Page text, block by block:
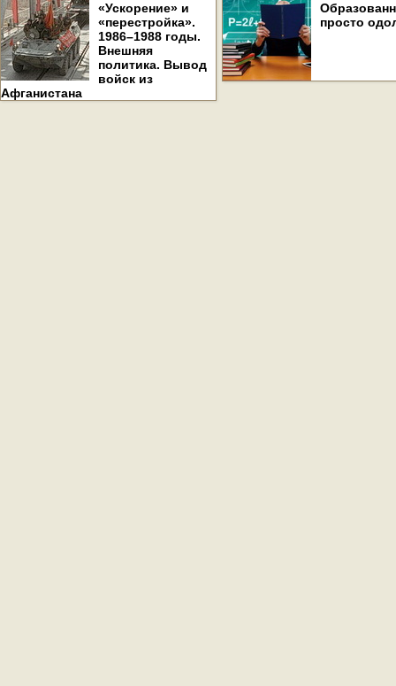
«Ускорение» и
«перестройка».
1986–1988 годы.
Внешняя
политика. Вывод
войск из
Афганистана
просто